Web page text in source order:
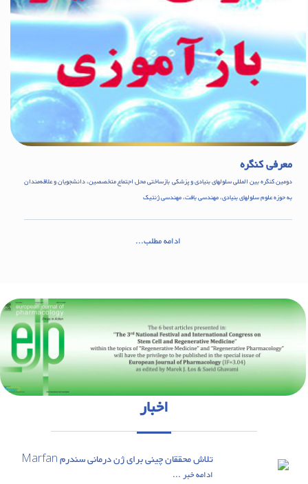
معرفی کنگره
دومین کنگره بین المللی سلولهای بنیادی و پزشکی بازساختی محل اجتماع متخصصین، دانشجویان و علاقه‌مندان
به حوزه علوم سلولهای بنیادی، مهندسی بافت، مهندسی ژنتیک
ادامه مطلب...
اخبار
تلاش محققان چینی برای ژن درمانی سندرم Marfan
ادامه خبر ...